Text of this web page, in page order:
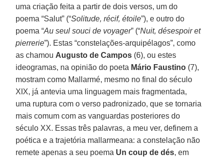
uma criação feita a partir de dois versos, um do
poema “Salut” (“Solitude, récif, étoile”), e outro do
poema “Au seul souci de voyager” (“Nuit, désespoir et
pierrerie”). Estas “constelações-arquipélagos”, como
as chamou Augusto de Campos (6), ou estes
ideogramas, na opinião do poeta Mário Faustino (7),
mostram como Mallarmé, mesmo no final do século
XIX, já antevia uma linguagem mais fragmentada,
uma ruptura com o verso padronizado, que se tornaria
mais comum com as vanguardas posteriores do
século XX. Essas três palavras, a meu ver, definem a
poética e a trajetória mallarmeana: a constelação não
remete apenas a seu poema Un coup de dés, em